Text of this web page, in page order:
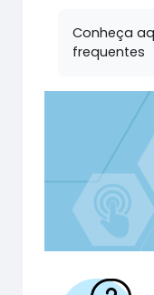
Conheça
frequentes